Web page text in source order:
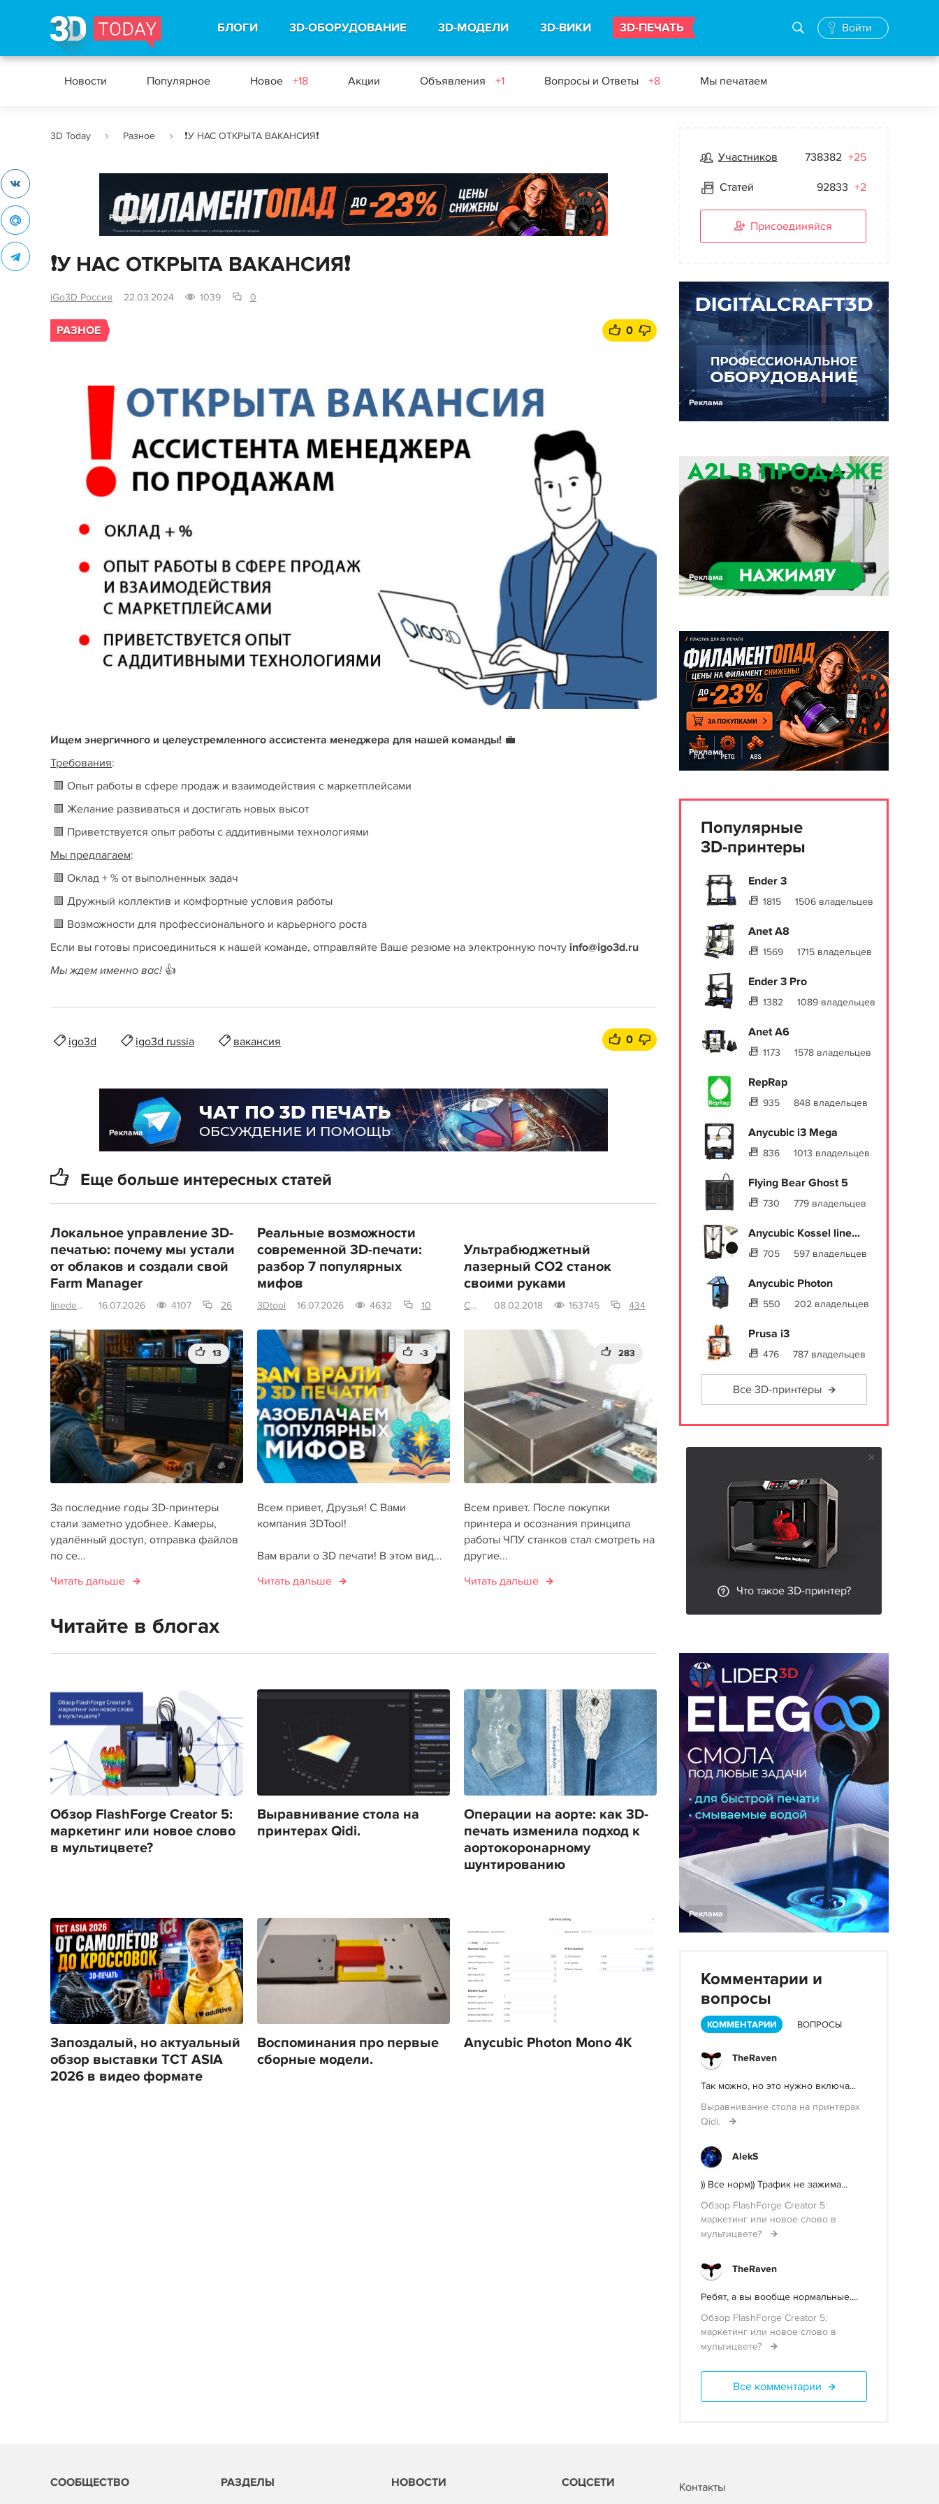
БЛОГИ 3D-ОБОРУДОВАНИЕ 3D-МОДЕЛИ 3D-ВИКИ 3D-ПЕЧАТЬ Войти
Новости Популярное Новое +18 Акции Объявления +1 Вопросы и Ответы +8 Мы печатаем
3D Today Разное ❗️У НАС ОТКРЫТА ВАКАНСИЯ❗️
Реклама
❗️У НАС ОТКРЫТА ВАКАНСИЯ❗️
iGo3D Россия 22.03.2024 1039 0
РАЗНОЕ 0
Ищем энергичного и целеустремленного ассистента менеджера для нашей команды! 💼
Требования:
🟥 Опыт работы в сфере продаж и взаимодействия с маркетплейсами
🟥 Желание развиваться и достигать новых высот
🟥 Приветствуется опыт работы с аддитивными технологиями
Мы предлагаем:
🟥 Оклад + % от выполненных задач
🟥 Дружный коллектив и комфортные условия работы
🟥 Возможности для профессионального и карьерного роста
Если вы готовы присоединиться к нашей команде, отправляйте Ваше резюме на электронную почту info@igo3d.ru
Мы ждем именно вас! 👍
igo3d igo3d russia вакансия 0
Еще больше интересных статей
Локальное управление 3D-
печатью: почему мы устали
от облаков и создали свой
Farm Manager
linedecor 16.07.2026 4107 26
13
За последние годы 3D-принтеры
стали заметно удобнее. Камеры,
удалённый доступ, отправка файлов
по се...
Читать дальше
Реальные возможности
современной 3D-печати:
разбор 7 популярных
мифов
3Dtool 16.07.2026 4632 10
-3
Всем привет, Друзья! С Вами
компания 3DTool!
Вам врали о 3D печати! В этом вид...
Читать дальше
Ультрабюджетный
лазерный СО2 станок
своими руками
CEPKO777 08.02.2018 163745 434
283
Всем привет. После покупки
принтера и осознания принципа
работы ЧПУ станков стал смотреть на
другие...
Читать дальше
Реклама
Читайте в блогах
Обзор FlashForge Creator 5:
маркетинг или новое слово
в мультицвете?
Выравнивание стола на
принтерах Qidi.
Операции на аорте: как 3D-
печать изменила подход к
аортокоронарному
шунтированию
Запоздалый, но актуальный
обзор выставки TCT ASIA
2026 в видео формате
Воспоминания про первые
сборные модели.
Anycubic Photon Mono 4K
Участников 738382 +25
Статей 92833 +2
Присоединяйся
Реклама
Реклама
Реклама
Популярные
3D-принтеры
Ender 3
1815 1506 владельцев
Anet A8
1569 1715 владельцев
Ender 3 Pro
1382 1089 владельцев
Anet A6
1173 1578 владельцев
RepRap
935 848 владельцев
Anycubic i3 Mega
836 1013 владельцев
Flying Bear Ghost 5
730 779 владельцев
Anycubic Kossel line...
705 597 владельцев
Anycubic Photon
550 202 владельцев
Prusa i3
476 787 владельцев
Все 3D-принтеры
Что такое 3D-принтер?
Реклама
Комментарии и
вопросы
КОММЕНТАРИИ ВОПРОСЫ
TheRaven
Так можно, но это нужно включа...
Выравнивание стола на принтерах
Qidi.
AlekS
)) Все норм)) Трафик не зажима...
Обзор FlashForge Creator 5:
маркетинг или новое слово в
мультицвете?
TheRaven
Ребят, а вы вообще нормальные....
Обзор FlashForge Creator 5:
маркетинг или новое слово в
мультицвете?
Все комментарии
СООБЩЕСТВО РАЗДЕЛЫ НОВОСТИ СОЦСЕТИ Контакты